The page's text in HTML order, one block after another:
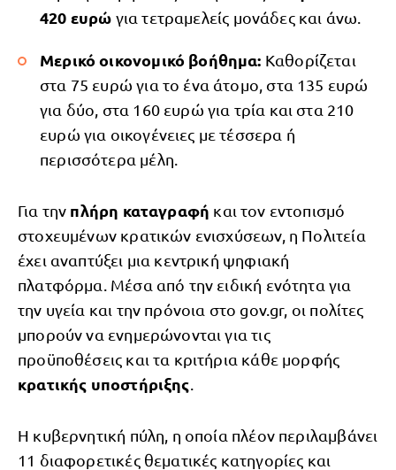
420 ευρώ για τετραμελείς μονάδες και άνω.
Μερικό οικονομικό βοήθημα: Καθορίζεται
στα 75 ευρώ για το ένα άτομο, στα 135 ευρώ
για δύο, στα 160 ευρώ για τρία και στα 210
ευρώ για οικογένειες με τέσσερα ή
περισσότερα μέλη.
Για την πλήρη καταγραφή και τον εντοπισμό
στοχευμένων κρατικών ενισχύσεων, η Πολιτεία
έχει αναπτύξει μια κεντρική ψηφιακή
πλατφόρμα. Μέσα από την ειδική ενότητα για
την υγεία και την πρόνοια στο gov.gr, οι πολίτες
μπορούν να ενημερώνονται για τις
προϋποθέσεις και τα κριτήρια κάθε μορφής
κρατικής υποστήριξης
Η κυβερνητική πύλη, η οποία πλέον περιλαμβάνει
11 διαφορετικές θεματικές κατηγορίες και